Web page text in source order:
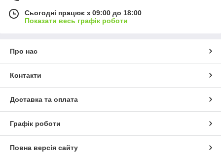
Сьогодні працює з 09:00 до 18:00
Показати весь графік роботи
Про нас
Контакти
Доставка та оплата
Графік роботи
Повна версія сайту